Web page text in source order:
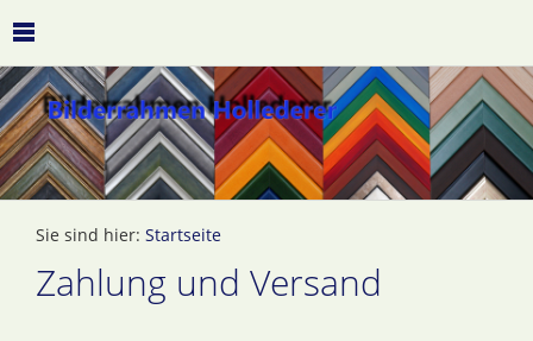
Sie sind hier: Startseite
Zahlung und Versand